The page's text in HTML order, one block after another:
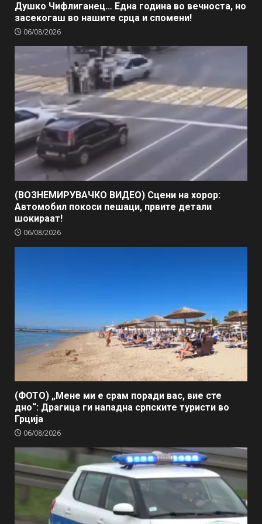
Душко Чифлиганец… Eдна година во вечноста, но
засекогаш во нашите срца и спомени!
06/08/2026
(ВОЗНЕМИРУВАЧКО ВИДЕО) Сцени на хорор:
Автомобил покоси пешаци, првите детали
шокираат!
06/08/2026
(ФОТО) „Мене ми е срам поради вас, вие сте
дно“: Драгица ги нападна српските туристи во
Грција
06/08/2026